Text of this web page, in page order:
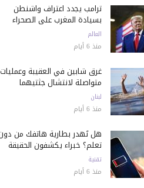
ترامب يجدد اعتراف واشنطن
بسيادة المغرب على الصحراء
العالم
منذ 6 أيام
غرق شابين في العقيبة وعمليات
متواصلة لانتشال جثتيهما
لبنان
منذ 6 أيام
هل تُهدر بطارية هاتفك من
تعلم؟ خبراء يكشفون الحقيقة
تقنية
منذ 6 أيام